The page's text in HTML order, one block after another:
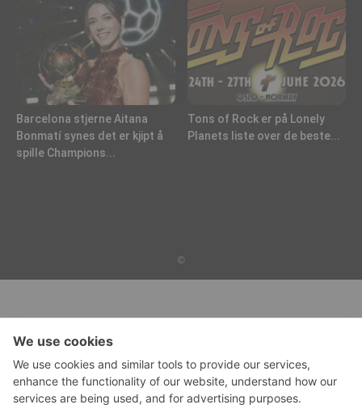
Barcelona stjerne Aitana
Bonmatí synes det er kjipt å
spille Champions...
Tons of Rock er på Lonely
Planets liste over de beste...
©